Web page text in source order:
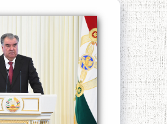
Муҳаммадҷон